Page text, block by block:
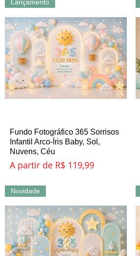
Visualização rápida
Lançamento
Fundo Fotográfico 365 Sorrisos
Infantil Arco-Íris Baby, Sol,
Nuvens, Céu
A partir de R$ 119,99
Preço promocional
Novidade